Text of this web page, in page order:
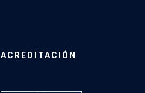
ACREDITACIÓN